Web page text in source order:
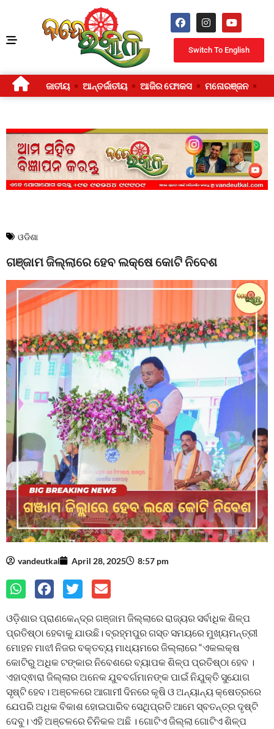
Switch To English
ଜାତୀୟ ଆନ୍ତର୍ଜାତୀୟ ଆଜିର ଫୋକସ ମନୋରଞ୍ଜନ
ଓଡିଶା
ଗଞ୍ଜାମ ଜିଲ୍ଲାରେ ହେବ ଲକ୍ଷେ କୋଟି ନିବେଶ
vandeutkal April 28, 2025 8:57 pm
ଓଡ଼ିଶାର ପ୍ରାଣକେନ୍ଦ୍ର ଗଞ୍ଜାମ ଜିଲ୍ଲାରେ ରାଜ୍ୟର ସର୍ବାଧିକ ଶିଳ୍ପ
ପ୍ରତିଷ୍ଠା ହେବାକୁ ଯାଉଛି। ବ୍ରହ୍ମପୁର ଗସ୍ତ ସମୟରେ ମୁଖ୍ୟମନ୍ତ୍ରୀ
ମୋହନ ମାଝୀ ନିଜର ବକ୍ତବ୍ୟ ମାଧ୍ୟମରେ ଜିଲ୍ଲାରେ “ଏକଲକ୍ଷ
କୋଟିରୁ ଅଧିକ ଟଙ୍କାର ନିବେଶରେ ବ୍ୟାପକ ଶିଳ୍ପ ପ୍ରତିଷ୍ଠା ହେବ ।
ଏହାଦ୍ଵାରା ଜିଲ୍ଲାର ଅନେକ ଯୁବବର୍ଗମାନଙ୍କ ପାଇଁ ନିଯୁକ୍ତି ସୁଯୋଗ
ସୃଷ୍ଟି ହେବ। ଅଞ୍ଚଳରେ ଆଗାମୀ ଦିନରେ କୃଷି ଓ ଅନ୍ୟାନ୍ୟ କ୍ଷେତ୍ରରେ
ଯେପରି ଅଧିକ ବିକାଶ ହୋଇପାରିବ ସେଥିପ୍ରତି ଆମେ ସ୍ବତନ୍ତ୍ର ଦୃଷ୍ଟି
ଦେବୁ। ଏହି ଅଞ୍ଚଳରେ ଚିନିକଳ ଅଛି । ଗୋଟିଏ ଜିଲ୍ଲା ଗୋଟିଏ ଶିଳ୍ପ